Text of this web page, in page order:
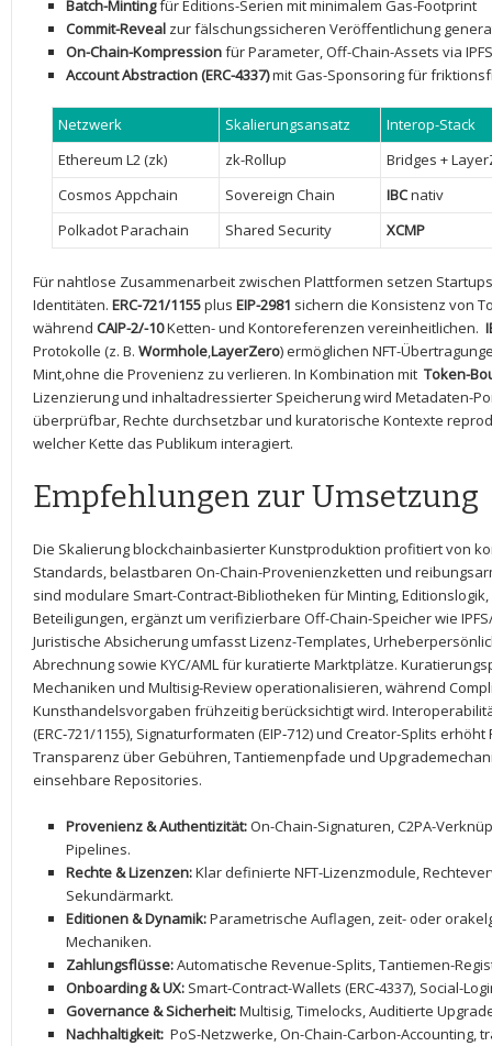
Batch-Minting⁢für Editions-Serien mit ​minimalem Gas-Footprint
Commit-Reveal zur fälschungssicheren​ Veröffentlichung​
On-Chain-Kompressionfür ​Parameter, Off-Chain-Assets via
Account Abstraction ⁣(ERC-4337)mit ⁢Gas-Sponsoring für⁢
Netzwerk Skalierungsansatz
Interop-Stack
Ethereum L2 (zk)
zk-Rollup
Bridges +
Cosmos ⁣Appchain
Sovereign Chain IBCnativ
Polkadot ⁤Parachain
Shared Security XCMP
Für nahtlose⁣ Zusammenarbeit zwischen Plattformen setzen
Identitäten. ERC-721/1155plus EIP-2981 sichern die ‍Konsistenz von⁤
⁣während CAIP-2/-10‍Ketten-​ und‍ Kontoreferenzen vereinheitlichen. ⁢
Protokolle (z. B. Wormhole,LayerZero) ⁢ermöglichen NFT-
Mint,ohne die ⁤Provenienz ‍zu verlieren. In Kombination⁤ mit ‌ Token-
⁢Lizenzierung und inhaltadressierter Speicherung ​wird Metadaten-
überprüfbar, Rechte⁣ durchsetzbar ‍und kuratorische⁣ Kontexte
welcher ‌Kette⁤ das ‌Publikum ⁣interagiert.
Empfehlungen‌ zur Umsetzung
Die Skalierung blockchainbasierter Kunstproduktion⁢ profitiert von⁣
Standards, belastbaren ⁢On-Chain-Provenienzketten​ und
sind ​modulare Smart-Contract-Bibliotheken für Minting,
Beteiligungen,⁤ ergänzt um verifizierbare Off-Chain-Speicher‍ wie
Juristische Absicherung umfasst ‍Lizenz-Templates,
Abrechnung⁤ sowie KYC/AML ⁣für⁣ kuratierte Marktplätze.
Mechaniken ‍und Multisig-Review‍ operationalisieren, während
Kunsthandelsvorgaben frühzeitig berücksichtigt ⁣wird.
(ERC‑721/1155), Signaturformaten (EIP‑712) und Creator-Splits
Transparenz über Gebühren, Tantiemenpfade und
einsehbare Repositories.
Provenienz & Authentizität:⁣On-Chain-Signaturen, C2PA-
Pipelines.
Rechte & ⁢Lizenzen:Klar ‌definierte NFT-Lizenzmodule,
Sekundärmarkt.
Editionen ‍& Dynamik:Parametrische Auflagen, ‍zeit- oder
Mechaniken.
Zahlungsflüsse:Automatische Revenue-Splits, Tantiemen-
Onboarding & ‍UX: Smart-Contract-Wallets (ERC‑4337), Social-
Governance & ⁤Sicherheit:‌Multisig, Timelocks,​ Auditierte
Nachhaltigkeit: PoS-Netzwerke, On-Chain-Carbon-Accounting,